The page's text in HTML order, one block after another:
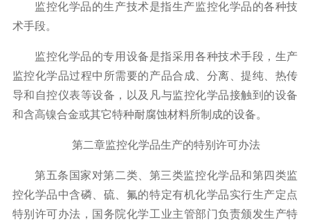
监控化学品的生产技术是指生产监控化学品的各种技
术手段。
监控化学品的专用设备是指采用各种技术手段，生产
监控化学品过程中所需要的产品合成、分离、提纯、热传
导和自控仪表等设备，以及凡与监控化学品接触到的设备
和含高镍合金或其它特种耐腐蚀材料所制成的设备。
第二章监控化学品生产的特别许可办法
第五条国家对第二类、第三类监控化学品和第四类监
控化学品中含磷、硫、氟的特定有机化学品实行生产定点
特别许可办法，国务院化学工业主管部门负责颁发生产特